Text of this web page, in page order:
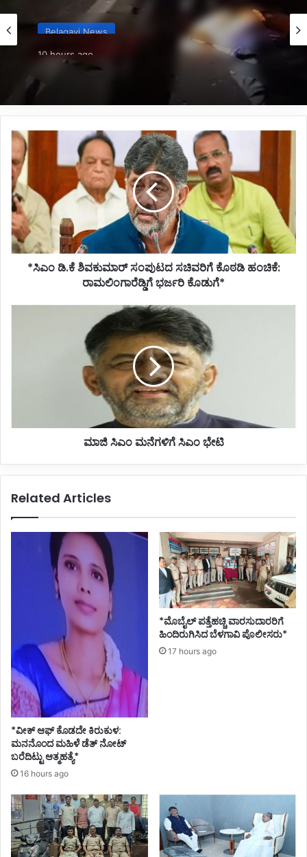
Belagavi News
*ನಿಂತಿದ್ದ ಟ್ರಕ್‌ಗೆ ಬೈಕ್ ಡಿಕ್ಕಿ; ಸವಾರ ಸಾವು*
*ಸಿಎಂ
ಡಿ.ಕೆ
ಶಿವಕುಮಾರ್
ಸಂಪುಟದ
ಸಚಿವರಿಗೆ
ಕೊಠಡಿ
ಹಂಚಿಕೆ:
ರಾಮಲಿಂಗಾರೆಡ್ಡಿಗೆ
ಭರ್ಜರಿ
ಕೊಡುಗೆ**ಸಿಎಂ ಡಿ.ಕೆ ಶಿವಕುಮಾರ್ ಸಂಪುಟದ ಸಚಿವರಿಗೆ ಕೊಠಡಿ ಹಂಚಿಕೆ:
ರಾಮಲಿಂಗಾರೆಡ್ಡಿಗೆ ಭರ್ಜರಿ ಕೊಡುಗೆ*
ಮಾಜಿ ಸಿಎಂ ಮನೆಗಳಿಗೆ ಸಿಎಂ ಭೇಟಿ
Related Articles
*ವೀಕ್ ಆಫ್ ಕೊಡದೇ ಕಿರುಕುಳ:
ಮನನೊಂದ ಮಹಿಳೆ ಡೆತ್ ನೋಟ್
ಬರೆದಿಟ್ಟು ಆತ್ಮಹತ್ಯೆ*
16 hours ago
*ಮೊಬೈಲ್ ಪತ್ತೆಹಚ್ಚಿ ವಾರಸುದಾರರಿಗೆ
ಹಿಂದಿರುಗಿಸಿದ ಬೆಳಗಾವಿ ಪೊಲೀಸರು*
17 hours ago